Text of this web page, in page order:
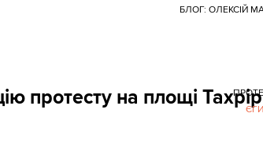
БЛОГ: ОЛЕКСІЙ
протесту на площі Тахрір